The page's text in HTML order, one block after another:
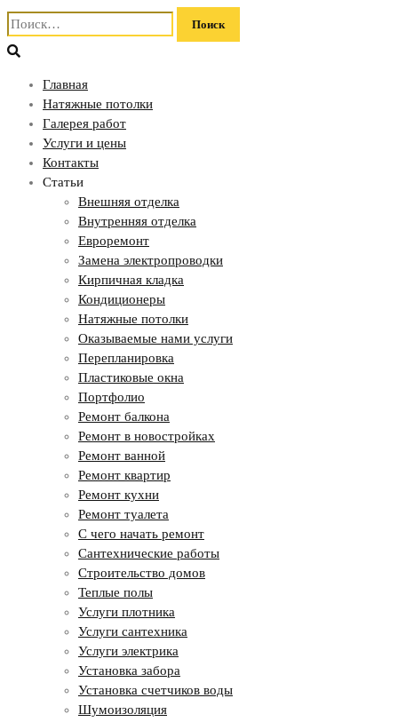
Найти:
Главная
Натяжные потолки
Галерея работ
Услуги и цены
Контакты
Статьи
Внешняя отделка
Внутренняя отделка
Евроремонт
Замена электропроводки
Кирпичная кладка
Кондиционеры
Натяжные потолки
Оказываемые нами услуги
Перепланировка
Пластиковые окна
Портфолио
Ремонт балкона
Ремонт в новостройках
Ремонт ванной
Ремонт квартир
Ремонт кухни
Ремонт туалета
С чего начать ремонт
Сантехнические работы
Строительство домов
Теплые полы
Услуги плотника
Услуги сантехника
Услуги электрика
Установка забора
Установка счетчиков воды
Шумоизоляция